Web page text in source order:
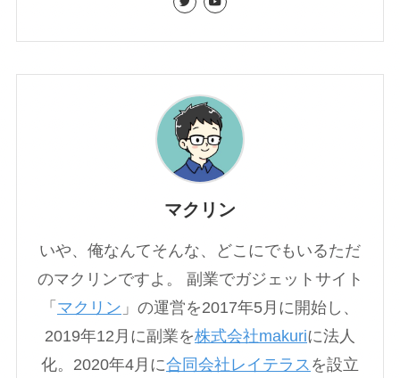
マクリン
いや、俺なんてそんな、どこにでもいるただ
のマクリンですよ。 副業でガジェットサイト
「 マクリン 」の運営を2017年5月に開始し、
2019年12月に副業を株式会社makuriに法人
化。2020年4月に合同会社レイテラス を設立